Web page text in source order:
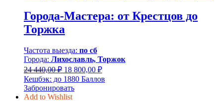
Города-Мастера: от Крестцов до
Торжка
Частота выезда: по сб
Города: Лихославль, Торжок
24 440,00₽ Первоначальная
цена
составляла
24
18 800,00 ₽Текущая
цена:
18
Кешбэк: до 1880 Баллов
Забронировать
Add to Wishlist